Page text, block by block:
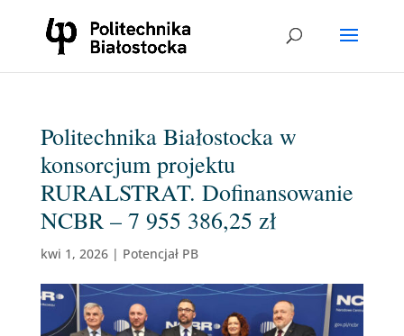
Politechnika Białostocka w
konsorcjum projektu
RURALSTRAT. Dofinansowanie
NCBR – 7 955 386,25 zł
kwi 1, 2026| Potencjał PB